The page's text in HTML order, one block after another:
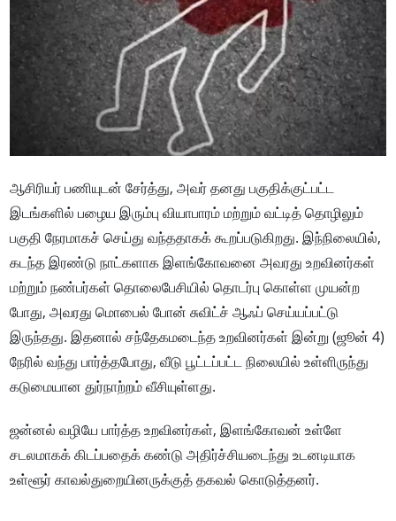
ஆசிரியர் பணியுடன் சேர்த்து, அவர் தனது பகுதிக்குட்பட்ட
இடங்களில் பழைய இரும்பு வியாபாரம் மற்றும் வட்டித் தொழிலும்
பகுதி நேரமாகச் செய்து வந்ததாகக் கூறப்படுகிறது. இந்நிலையில்,
கடந்த இரண்டு நாட்களாக இளங்கோவனை அவரது உறவினர்கள்
மற்றும் நண்பர்கள் தொலைபேசியில் தொடர்பு கொள்ள முயன்ற
போது, அவரது மொபைல் போன் சுவிட்ச் ஆஃப் செய்யப்பட்டு
இருந்தது. இதனால் சந்தேகமடைந்த உறவினர்கள் இன்று (ஜூன் 4)
நேரில் வந்து பார்த்தபோது, வீடு பூட்டப்பட்ட நிலையில் உள்ளிருந்து
கடுமையான துர்நாற்றம் வீசியுள்ளது.
ஜன்னல் வழியே பார்த்த உறவினர்கள், இளங்கோவன் உள்ளே
சடலமாகக் கிடப்பதைக் கண்டு அதிர்ச்சியடைந்து உடனடியாக
உள்ளூர் காவல்துறையினருக்குத் தகவல் கொடுத்தனர்.